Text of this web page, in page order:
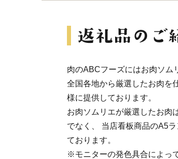
肉のABCフーズにはお肉ソム
全国各地から厳選したお肉を
様に提供しております。
お肉ソムリエが厳選したお肉
でなく、 当店看板商品のA5
ております。
※モニターの発色具合によっ